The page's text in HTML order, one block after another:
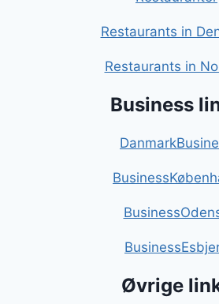
Restaurants in
Restaurants in
Business
Øvrige